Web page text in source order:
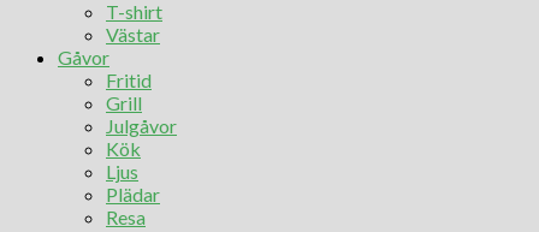
T-shirt
Västar
Gåvor
Fritid
Grill
Julgåvor
Kök
Ljus
Plädar
Resa